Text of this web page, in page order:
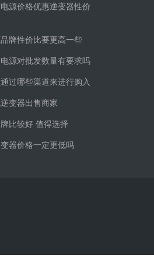
源价格优惠逆变器性价
牌性价比要更高一些
源对批发数量有要求吗
过哪些渠道来进行购入
变器出售商家
比较好 值得选择
器价格一定更低吗